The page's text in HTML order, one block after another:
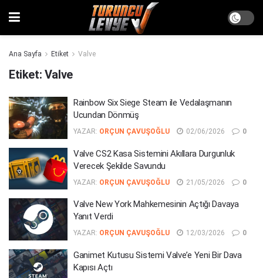
Ana Sayfa Etiket Valve
Etiket: Valve
Rainbow Six Siege Steam ile Vedalaşmanın
Ucundan Dönmüş
YAZAR: ORÇUN ÇAVUŞOĞLU 02/06/2026 0
Valve CS2 Kasa Sistemini Akıllara Durgunluk
Verecek Şekilde Savundu
YAZAR: ORÇUN ÇAVUŞOĞLU 21/05/2026 0
Valve New York Mahkemesinin Açtığı Davaya
Yanıt Verdi
YAZAR: ORÇUN ÇAVUŞOĞLU 12/03/2026 0
Ganimet Kutusu Sistemi Valve’e Yeni Bir Dava
Kapısı Açtı